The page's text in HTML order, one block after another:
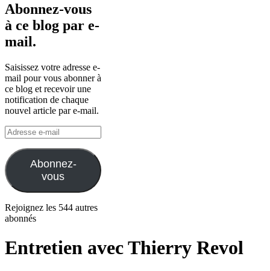
Abonnez-vous
à ce blog par e-
mail.
Saisissez votre adresse e-
mail pour vous abonner à
ce blog et recevoir une
notification de chaque
nouvel article par e-mail.
Adresse
e-
mail
Abonnez-
vous
Rejoignez les 544 autres
abonnés
Entretien avec Thierry Revol